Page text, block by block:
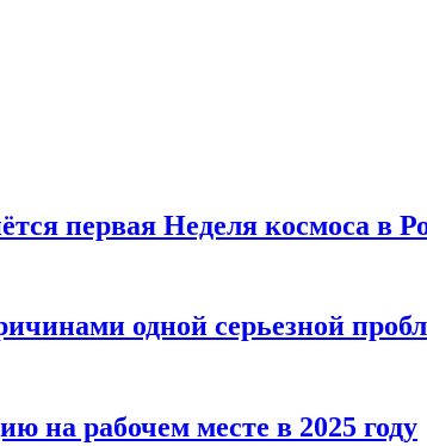
первая Неделя космоса в
одной серьезной
на рабочем месте в 2025 году